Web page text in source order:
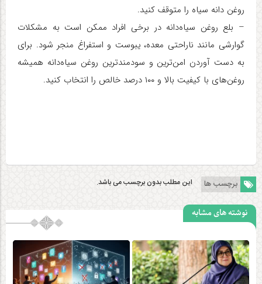
روغن دانه سیاه را متوقف کنید.
– بلع روغن سیاه‌دانه در برخی افراد ممکن است به مشکلات
گوارشی مانند ناراحتی معده، یبوست و استفراغ منجر شود. برای
به دست آوردن امن‌ترین و سودمندترین روغن سیاه‌دانه همیشه
روغن‌های با کیفیت بالا و ۱۰۰ درصد خالص را انتخاب کنید.
برچسب ها این مطلب بدون برچسب می باشد.
نوشته های مشابه